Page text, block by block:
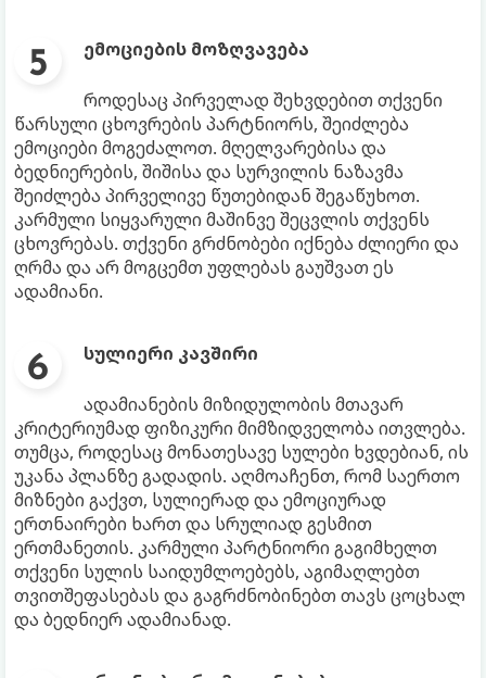
ემოციების მოზღვავება
როდესაც პირველად შეხვდებით თქვენი
წარსული ცხოვრების პარტნიორს, შეიძლება
ემოციები მოგეძალოთ. მღელვარებისა და
ბედნიერების, შიშისა და სურვილის ნაზავმა
შეიძლება პირველივე წუთებიდან შეგაწუხოთ.
კარმული სიყვარული მაშინვე შეცვლის თქვენს
ცხოვრებას. თქვენი გრძნობები იქნება ძლიერი და
ღრმა და არ მოგცემთ უფლებას გაუშვათ ეს
ადამიანი.
სულიერი კავშირი
ადამიანების მიზიდულობის მთავარ
კრიტერიუმად ფიზიკური მიმზიდველობა ითვლება.
თუმცა, როდესაც მონათესავე სულები ხვდებიან, ის
უკანა პლანზე გადადის. აღმოაჩენთ, რომ საერთო
მიზნები გაქვთ, სულიერად და ემოციურად
ერთნაირები ხართ და სრულიად გესმით
ერთმანეთის. კარმული პარტნიორი გაგიმხელთ
თქვენი სულის საიდუმლოებებს, აგიმაღლებთ
თვითშეფასებას და გაგრძნობინებთ თავს ცოცხალ
და ბედნიერ ადამიანად.